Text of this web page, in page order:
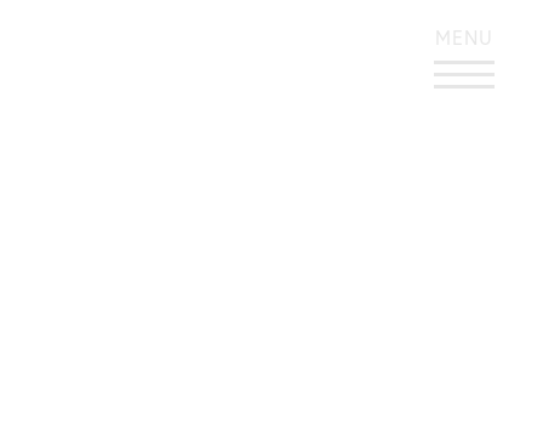
KONTRASTREICHES DESIGN
MENU